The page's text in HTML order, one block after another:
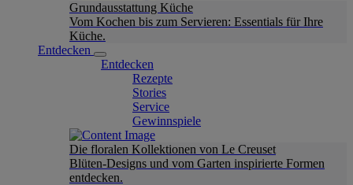
Grundausstattung Küche
Vom Kochen bis zum Servieren: Essentials für Ihre
Küche.
Entdecken
Entdecken
Rezepte
Stories
Service
Gewinnspiele
Die floralen Kollektionen von Le Creuset
Blüten-Designs und vom Garten inspirierte Formen
entdecken.